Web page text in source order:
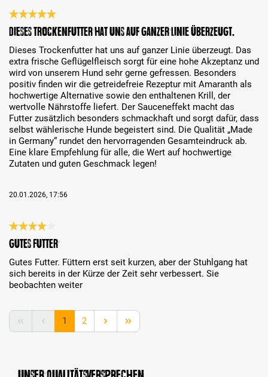
Bewertung mit 5 von 5 Sternen
Dieses Trockenfutter hat uns auf ganzer Linie überzeugt.
Dieses Trockenfutter hat uns auf ganzer Linie überzeugt. Das
extra frische Geflügelfleisch sorgt für eine hohe Akzeptanz und
wird von unserem Hund sehr gerne gefressen. Besonders
positiv finden wir die getreidefreie Rezeptur mit Amaranth als
hochwertige Alternative sowie den enthaltenen Krill, der
wertvolle Nährstoffe liefert. Der Sauceneffekt macht das
Futter zusätzlich besonders schmackhaft und sorgt dafür, dass
selbst wählerische Hunde begeistert sind. Die Qualität „Made
in Germany“ rundet den hervorragenden Gesamteindruck ab.
Eine klare Empfehlung für alle, die Wert auf hochwertige
Zutaten und guten Geschmack legen!
20.01.2026, 17:56
Bewertung mit 4 von 5 Sternen
Gutes Futter
Gutes Futter. Füttern erst seit kurzen, aber der Stuhlgang hat
sich bereits in der Kürze der Zeit sehr verbessert. Sie
beobachten weiter
Seite
1 Seite
2